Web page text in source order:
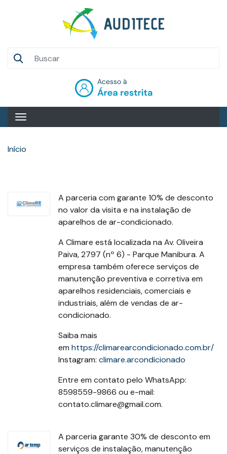
principal
Início
A parceria com garante 10% de desconto
no valor da visita e na instalação de
aparelhos de ar-condicionado.
A Climare está localizada na Av. Oliveira
Paiva, 2797 (nº 6) - Parque Manibura. A
empresa também oferece serviços de
manutenção preventiva e corretiva em
aparelhos residenciais, comerciais e
industriais, além de vendas de ar-
condicionado.
Saiba mais
em https://climarearcondicionado.com.br/
Instagram: climare.arcondicionado
Entre em contato pelo WhatsApp:
8598559-9866 ou e-mail:
contato.climare@gmail.com.
A parceria garante 30% de desconto em
serviços de instalação, manutenção